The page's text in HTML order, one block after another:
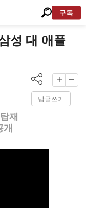
구독
성 대 애플
답글쓰기
재